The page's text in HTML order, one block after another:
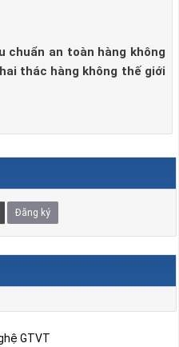
chuẩn an toàn hàng không
thác hàng không thế giới
Đăng ký